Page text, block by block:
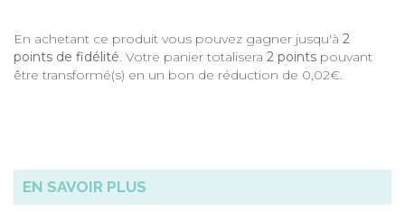
En achetant ce produit vous pouvez gagner jusqu'à 2
points de fidélité. Votre panier totalisera 2 points pouvant
être transformé(s) en un bon de réduction de 0,02€.
EN SAVOIR PLUS